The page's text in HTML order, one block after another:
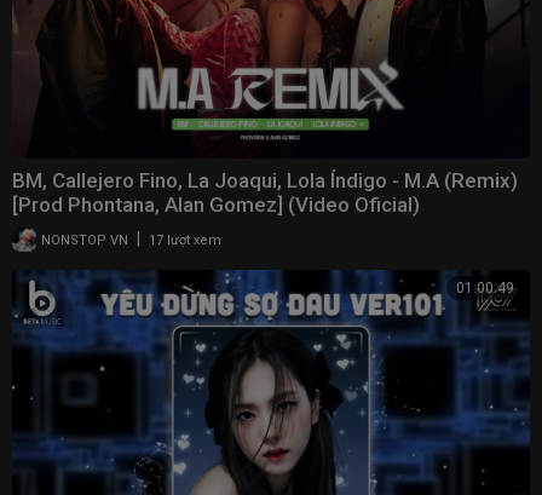
BM, Callejero Fino, La Joaqui, Lola Índigo - M.A (Remix)
[Prod Phontana, Alan Gomez] (Video Oficial)
NONSTOP VN 17 lượt xem
01:00:49